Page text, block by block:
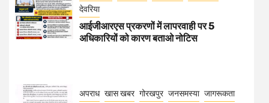
देवरिया
आईजीआरएस प्रकरणों में लापरवाही पर 5
अधिकारियों को कारण बताओ नोटिस
अपराध खास खबर गोरखपुर जनसमस्या जागरूकता